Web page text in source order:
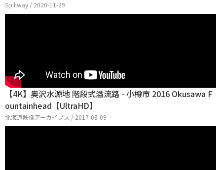
Spillway / 2020-11-29
【4K】奥沢水源地 階段式溢流路 - 小樽市 2016 Okusawa F
ountainhead【UltraHD】
北海道映像アーカイブス / 2017-08-09